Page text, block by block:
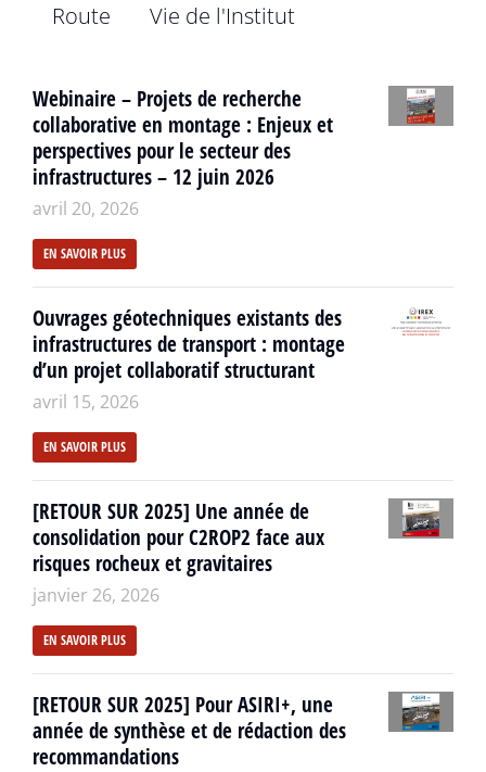
Route
Vie de l'Institut
Webinaire – Projets de recherche
collaborative en montage : Enjeux et
perspectives pour le secteur des
infrastructures – 12 juin 2026
avril 20, 2026
EN SAVOIR PLUS
Ouvrages géotechniques existants des
infrastructures de transport : montage
d’un projet collaboratif structurant
avril 15, 2026
EN SAVOIR PLUS
[RETOUR SUR 2025] Une année de
consolidation pour C2ROP2 face aux
risques rocheux et gravitaires
janvier 26, 2026
EN SAVOIR PLUS
[RETOUR SUR 2025] Pour ASIRI+, une
année de synthèse et de rédaction des
recommandations